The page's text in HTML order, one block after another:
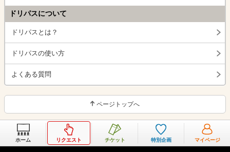
ドリパスについて
ドリパスとは？
ドリパスの使い方
よくある質問
ページトップへ
ホーム リクエスト チケット 特別企画 マイページ